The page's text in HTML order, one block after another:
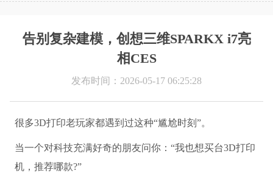
告别复杂建模，创想三维SPARKX i7亮
相CES
发布时间：2026-05-17 06:25:28
很多3D打印老玩家都遇到过这种“尴尬时刻”。
当一个对科技充满好奇的朋友问你：“我也想买台3D打印
机，推荐哪款?”